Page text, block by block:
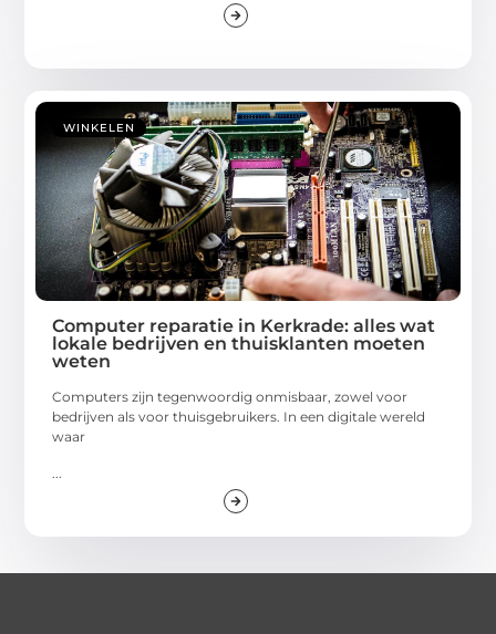
WINKELEN
Computer reparatie in Kerkrade: alles wat
lokale bedrijven en thuisklanten moeten
weten
Computers zijn tegenwoordig onmisbaar, zowel voor
bedrijven als voor thuisgebruikers. In een digitale wereld
waar